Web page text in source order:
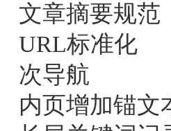
文章摘要规范
URL标准化
次导航
内页增加锚文